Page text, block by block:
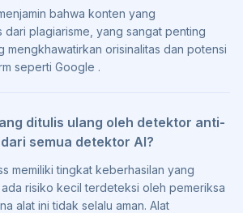
bahwa konten yang
dari plagiarisme, yang sangat penting
mengkhawatirkan orisinalitas dan potensi
seperti Google .
ditulis ulang oleh detektor anti-
semua detektor AI?
memiliki tingkat keberhasilan yang
risiko kecil terdeteksi oleh pemeriksa
alat ini tidak selalu aman. Alat